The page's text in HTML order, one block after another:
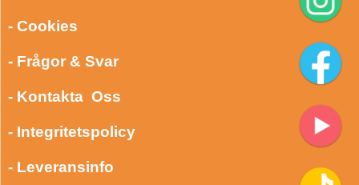
- Cookies
- Frågor & Svar
- Kontakta Oss
- Integritetspolicy
- Leveransinfo